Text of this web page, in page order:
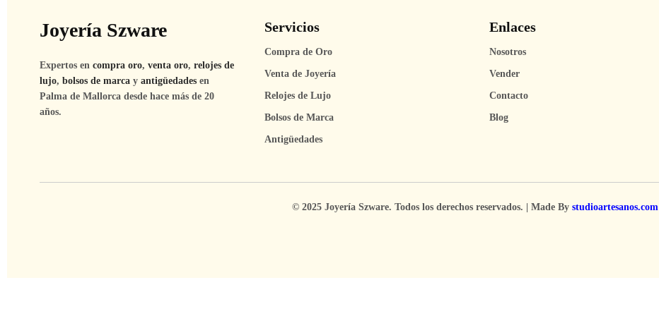
Joyería Szware
Expertos en compra oro, venta oro, relojes de
lujo, bolsos de marca y antigüedades en
Palma de Mallorca desde hace más de 20
años.
Servicios
Compra de Oro
Venta de Joyería
Relojes de Lujo
Bolsos de Marca
Antigüedades
Enlaces
Nosotros
Vender
Contacto
Blog
© 2025 Joyería Szware. Todos los derechos reservados. | Made By studioartesanos.com